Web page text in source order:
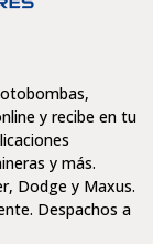
y recibe en tu
y más.
Dodge y Maxus.
Despachos a